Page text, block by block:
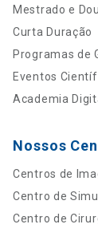
Mestrado e
Curta Duração
Programas de
Eventos
Academia
Nossos
Centros de
Centro de
Centro de